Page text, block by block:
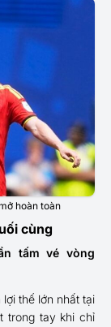
hoàn toàn
cùng
tấm vé vòng
thế lớn nhất tại
trong tay khi chỉ